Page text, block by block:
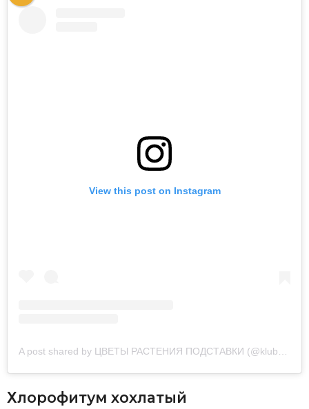
View this post on Instagram
A post shared by ЦВЕТЫ РАСТЕНИЯ ПОДСТАВКИ (@klubrostok)
Хлорофитум хохлатый